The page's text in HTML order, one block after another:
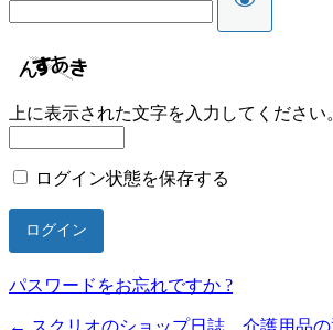
上に表示された文字を入力してください
ログイン状態を保存する
パスワードをお忘れですか ?
← スクリオのショップ日誌 介護用品の